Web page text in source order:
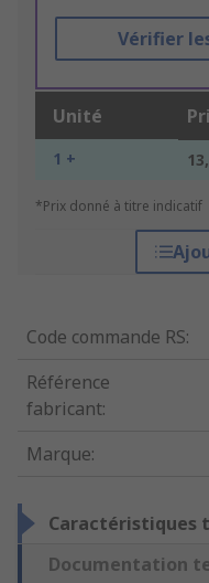
Vérifier
Unité
1 +
*Prix donné à titre indicatif
Code commande RS:
Référence
fabricant:
Marque:
Caractéristiques
Documentation